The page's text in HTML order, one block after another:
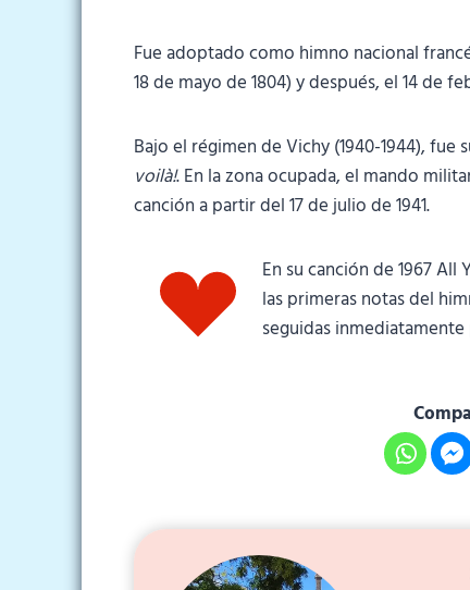
Fue adoptado como himno nacional
18 de mayo de 1804) y después, el 14 de
Bajo el régimen de Vichy (1940-1944), fue
voilà!. En la zona ocupada, el mando
canción a partir del 17 de julio de 1941.
En su canción de 1967
las primeras notas del
seguidas